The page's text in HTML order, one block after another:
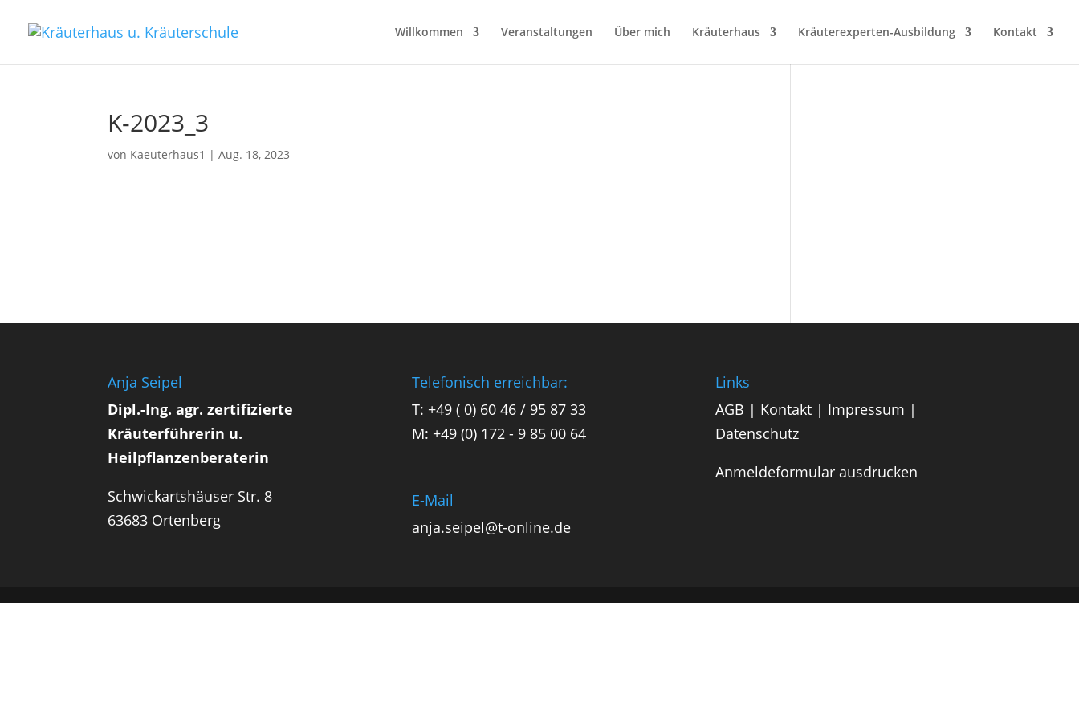
Willkommen Veranstaltungen Über mich Kräuterhaus Kräuterexperten-Ausbildung Kontakt
K-2023_3
von Kaeuterhaus1 |Aug. 18, 2023
Anja Seipel
Dipl.-Ing. agr. zertifizierte
Kräuterführerin u.
Heilpflanzenberaterin
Schwickartshäuser Str. 8
63683 Ortenberg
Telefonisch erreichbar:
T: +49 ( 0) 60 46 / 95 87 33
M: +49 (0) 172 - 9 85 00 64
E-Mail
anja.seipel@t-online.de
Links
AGB | Kontakt| Impressum |
Datenschutz
Anmeldeformular ausdrucken